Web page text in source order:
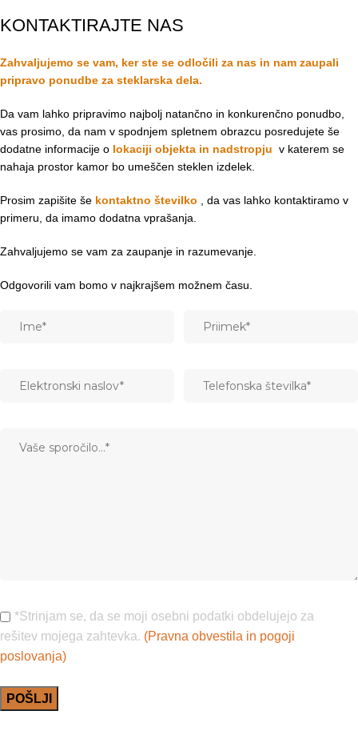
KONTAKTIRAJTE NAS
Zahvaljujemo se vam, ker ste se odločili za nas in nam zaupali
pripravo ponudbe za steklarska dela.
Da vam lahko pripravimo najbolj natančno in konkurenčno ponudbo,
vas prosimo, da nam v spodnjem spletnem obrazcu posredujete še
dodatne informacije o lokaciji objekta in nadstropju v katerem se
nahaja prostor kamor bo umeščen steklen izdelek.
Prosim zapišite še kontaktno številko , da vas lahko kontaktiramo v
primeru, da imamo dodatna vprašanja.
Zahvaljujemo se vam za zaupanje in razumevanje.
Odgovorili vam bomo v najkrajšem možnem času.
*Strinjam se, da se moji osebni podatki obdelujejo za
rešitev mojega zahtevka. (Pravna obvestila in pogoji
poslovanja)